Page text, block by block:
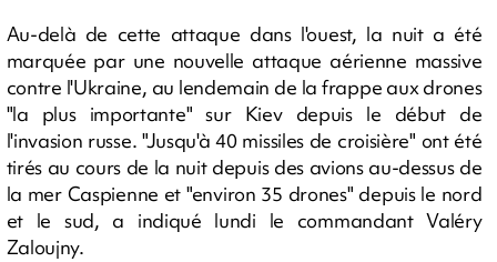
Au-delà de cette attaque dans l'ouest, la nuit a été
marquée par une nouvelle attaque aérienne massive
contre l'Ukraine, au lendemain de la frappe aux drones
"la plus importante" sur Kiev depuis le début de
l'invasion russe. "Jusqu'à 40 missiles de croisière" ont été
tirés au cours de la nuit depuis des avions au-dessus de
la mer Caspienne et "environ 35 drones" depuis le nord
et le sud, a indiqué lundi le commandant Valéry
Zaloujny.